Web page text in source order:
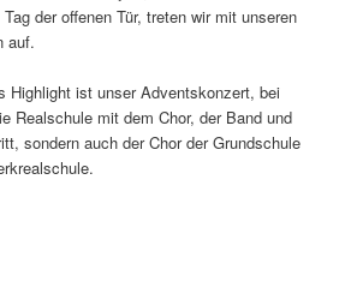
der offenen Tür, treten wir mit unseren
auf.
Highlight ist unser Adventskonzert, bei
Realschule mit dem Chor, der Band und
sondern auch der Chor der Grundschule